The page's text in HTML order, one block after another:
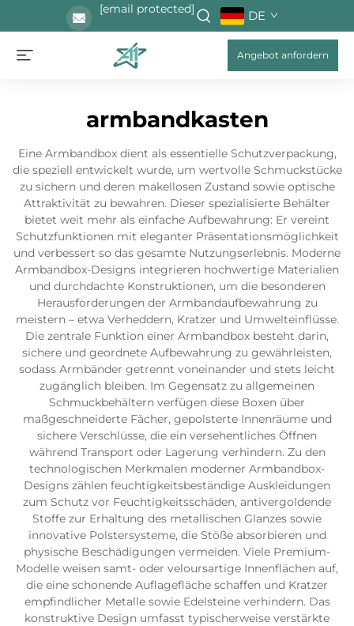
[email protected] DE
Angebot anfordern
armbandkasten
Eine Armbandbox dient als essentielle Schutzverpackung,
die speziell entwickelt wurde, um wertvolle Schmuckstücke
zu sichern und deren makellosen Zustand sowie optische
Attraktivität zu bewahren. Dieser spezialisierte Behälter
bietet weit mehr als einfache Aufbewahrung: Er vereint
Schutzfunktionen mit eleganter Präsentationsmöglichkeit
und verbessert so das gesamte Nutzungserlebnis. Moderne
Armbandbox-Designs integrieren hochwertige Materialien
und durchdachte Konstruktionen, um die besonderen
Herausforderungen der Armbandaufbewahrung zu
meistern – etwa Verheddern, Kratzer und Umwelteinflüsse.
Die zentrale Funktion einer Armbandbox besteht darin,
sichere und geordnete Aufbewahrung zu gewährleisten,
sodass Armbänder getrennt voneinander und stets leicht
zugänglich bleiben. Im Gegensatz zu allgemeinen
Schmuckbehältern verfügen diese Boxen über
maßgeschneiderte Fächer, gepolsterte Innenräume und
sichere Verschlüsse, die ein versehentliches Öffnen
während Transport oder Lagerung verhindern. Zu den
technologischen Merkmalen moderner Armbandbox-
Designs zählen feuchtigkeitsbeständige Auskleidungen
zum Schutz vor Feuchtigkeitsschäden, antivergoldende
Stoffe zur Erhaltung des metallischen Glanzes sowie
innovative Polstersysteme, die Stöße absorbieren und
physische Beschädigungen vermeiden. Viele Premium-
Modelle weisen samt- oder veloursartige Innenflächen auf,
die eine schonende Auflagefläche schaffen und Kratzer
empfindlicher Metalle sowie Edelsteine verhindern. Das
konstruktive Design umfasst typischerweise verstärkte